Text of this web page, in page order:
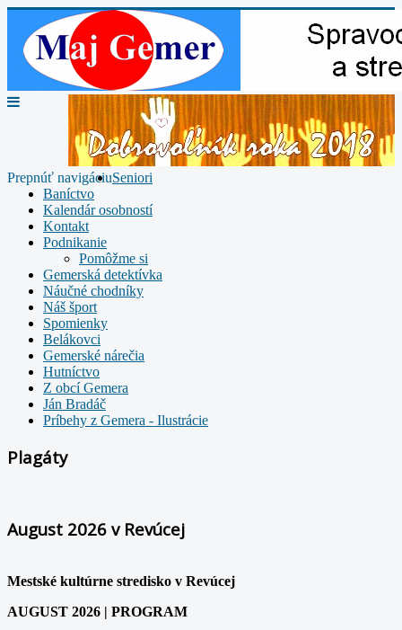
Prepnúť navigáciuSeniori
Baníctvo
Kalendár osobností
Kontakt
Podnikanie
Pomôžme si
Gemerská detektívka
Náučné chodníky
Náš šport
Spomienky
Belákovci
Gemerské nárečia
Hutníctvo
Z obcí Gemera
Ján Bradáč
Príbehy z Gemera - Ilustrácie
Plagáty
August 2026 v Revúcej
Mestské kultúrne stredisko v Revúcej
AUGUST 2026 | PROGRAM